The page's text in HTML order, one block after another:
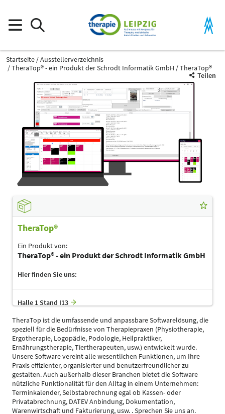
Startseite
Ausstellerverzeichnis
TheraTop® - ein Produkt der Schrodt Informatik GmbH
TheraTop®
Teilen
TheraTop®
Ein Produkt von:
TheraTop® - ein Produkt der Schrodt Informatik GmbH
Hier finden Sie uns:
Halle 1 Stand I13
TheraTop ist die umfassende und anpassbare Softwarelösung, die
speziell für die Bedürfnisse von Therapiepraxen (Physiotherapie,
Ergotherapie, Logopädie, Podologie, Heilpraktiker,
Ernährungstherapie, Tiertherapeuten, usw.) entwickelt wurde.
Unsere Software vereint alle wesentlichen Funktionen, um Ihre
Praxis effizienter, organisierter und benutzerfreundlicher zu
gestalten. Auch außerhalb dieser Branchen bietet die Software
nützliche Funktionalität für den Alltag in einem Unternehmen:
Terminkalender, Selbstabrechnung egal ob Kassen- oder
Privatabrechnung, DATEV Anbindung, Dokumentation,
Warenwirtschaft und Fakturierung, usw. . Sprechen Sie uns an.